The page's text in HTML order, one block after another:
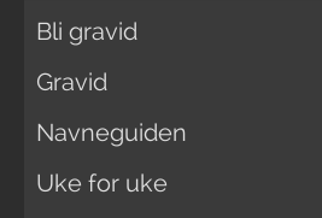
Bli gravid
Gravid
Navneguiden
Uke for uke